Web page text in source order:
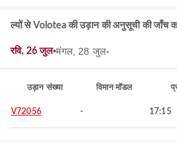
ल्यों से Volotea की उड़ान की अनुसूची की जाँच
रवि, 26 जुल॰मंगल, 28 जुल॰
उड़ान संख्या विमान मॉडल
V72056 - 17:15